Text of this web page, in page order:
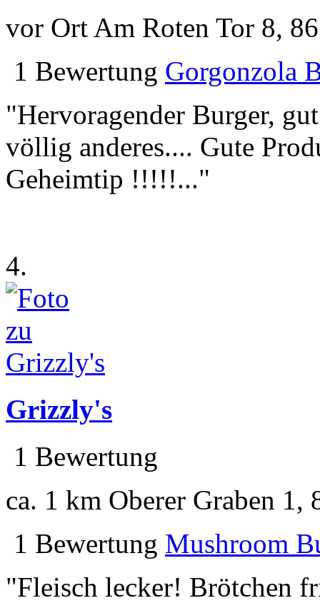
vor Ort Am Roten Tor 8,
1 Bewertung Gorgonzola
"Hervoragender Burger,
völlig anderes.... Gute
Geheimtip !!!!!..."
4.
Grizzly's
1 Bewertung
ca. 1 km Oberer Graben 1,
1 Bewertung Mushroom
"Fleisch lecker! Brötchen